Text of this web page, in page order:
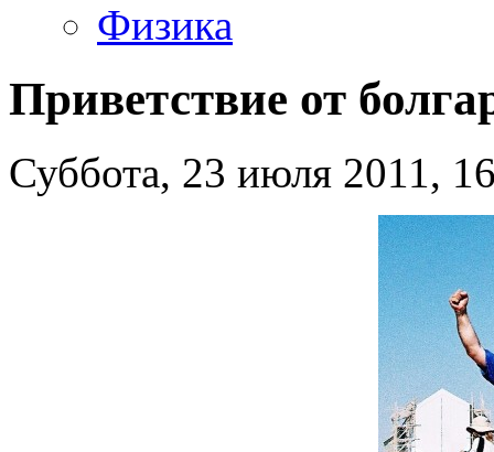
Физика
Приветствие от
Суббота, 23 июля 2011,